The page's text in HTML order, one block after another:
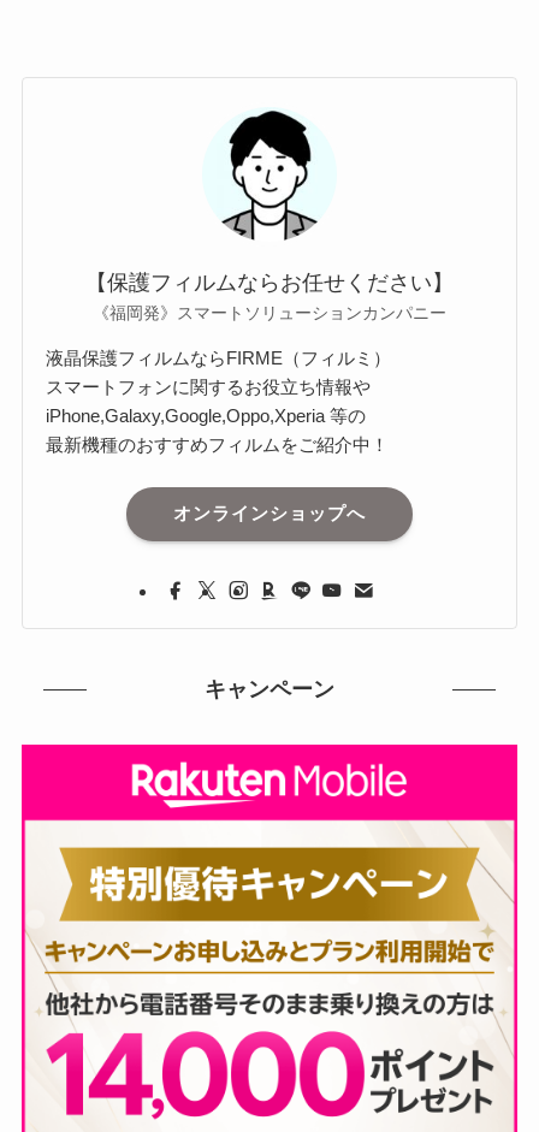
【保護フィルムならお任せください】
《福岡発》スマートソリューションカンパニー
液晶保護フィルムならFIRME（フィルミ）
スマートフォンに関するお役立ち情報や
iPhone,Galaxy,Google,Oppo,Xperia 等の
最新機種のおすすめフィルムをご紹介中！
オンラインショップへ
キャンペーン